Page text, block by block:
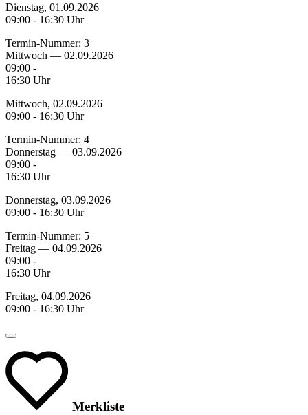
Dienstag, 01.09.2026
09:00 - 16:30 Uhr
Termin-Nummer: 3
Mittwoch — 02.09.2026
09:00 -
16:30 Uhr
Mittwoch, 02.09.2026
09:00 - 16:30 Uhr
Termin-Nummer: 4
Donnerstag — 03.09.2026
09:00 -
16:30 Uhr
Donnerstag, 03.09.2026
09:00 - 16:30 Uhr
Termin-Nummer: 5
Freitag — 04.09.2026
09:00 -
16:30 Uhr
Freitag, 04.09.2026
09:00 - 16:30 Uhr
Merkliste